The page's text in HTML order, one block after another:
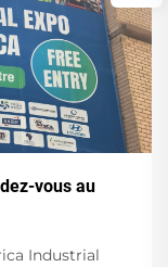
vous au
Industrial